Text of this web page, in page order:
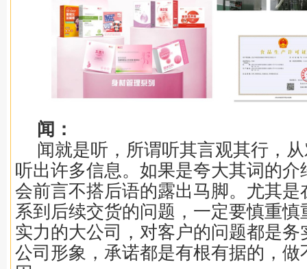
闻：
闻就是听，所谓听其言观其行，
听出许多信息。如果是夸大其词的
会前言不搭后语的露出马脚。尤其是
系到后续交货的问题，一定要慎重
实力的大公司，对客户的问题都是
公司形象，承诺都是有根有据的，做